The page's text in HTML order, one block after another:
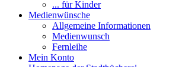
... für Kinder
Medienwünsche
Allgemeine Informationen
Medienwunsch
Fernleihe
Mein Konto